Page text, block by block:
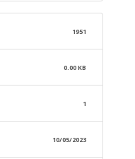
1951
0.00 KB
1
10/05/2023